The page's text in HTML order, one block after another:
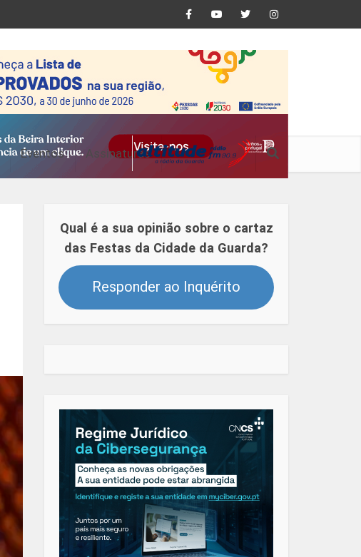
Eventos Assinaturas
Qual é a sua opinião sobre o cartaz
das Festas da Cidade da Guarda?
Responder ao Inquérito